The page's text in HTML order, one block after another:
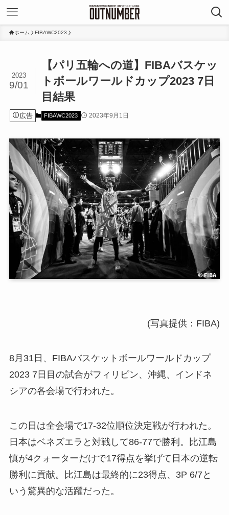
ホーム FIBAWC2023
【パリ五輪への道】FIBAバスケッ
トボールワールドカップ2023 7日
目結果
2023
9/01
広告 FIBAWC2023 2023年9月1日
(写真提供：FIBA)
8月31日、FIBAバスケットボールワールドカップ
2023 7日目の試合がフィリピン、沖縄、インドネ
シアの各会場で行われた。
この日は全会場で17-32位順位決定戦が行われた。
日本はベネズエラと対戦して86-77で勝利。比江島
慎が4クォーターだけで17得点を挙げて日本の逆転
勝利に貢献。比江島は最終的に23得点、3P 6/7と
いう驚異的な活躍だった。